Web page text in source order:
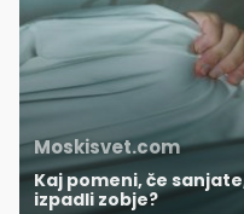
Moskisvet.com
Kaj pomeni, če
izpadli zobje?